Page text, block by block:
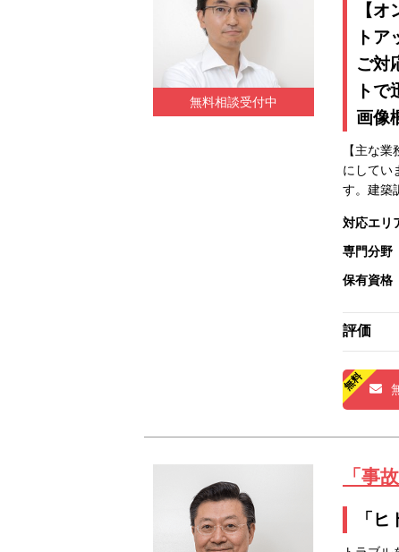
無料相談受付中
【
ト
ご対
ト
画像
【主な
にしてい
す。建築
対応エリ
専門分野
保有資格
評価
「事
「